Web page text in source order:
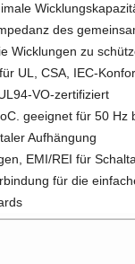
des
Wicklungen zu
UL, CSA, IEC-
VO-zertifiziert
oC . geeignet für 50 Hz
Aufhängung
EMI/REI für
für die